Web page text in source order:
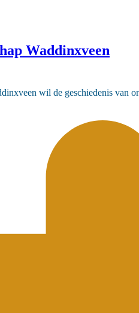
Waddinxveen
wil de geschiedenis van